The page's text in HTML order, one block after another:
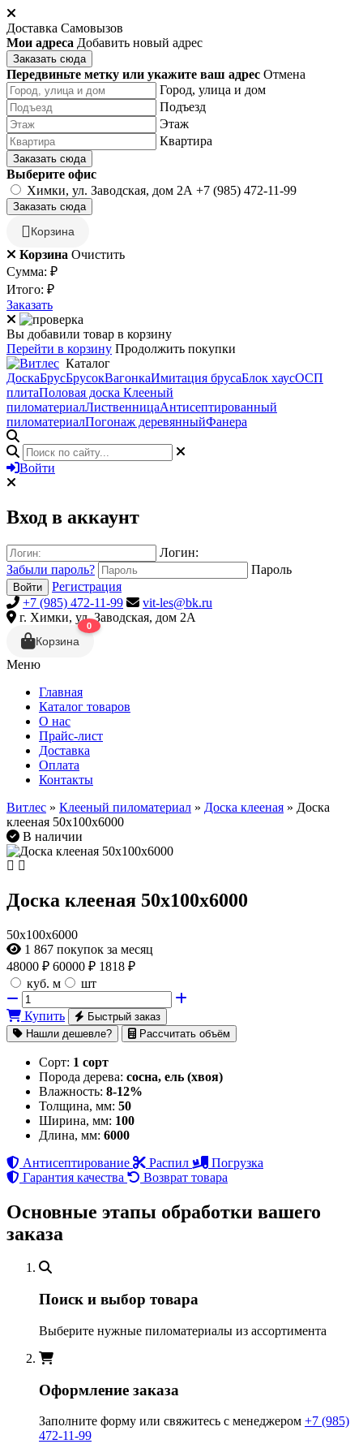
Доставка Самовызов
Мои адреса Добавить новый адрес
Заказать сюда
Передвиньте метку или укажите ваш адрес Отмена
Город, улица и дом
Подъезд
Этаж
Квартира
Заказать сюда
Выберите офис
Химки, ул. Заводская, дом 2А +7 (985) 472-11-99
Заказать сюда
Корзина
Корзина Очистить
Сумма: ₽
Итого: ₽
Заказать
Вы добавили товар в корзину
Перейти в корзину Продолжить покупки
Каталог
ДоскаБрусБрусокВагонкаИмитация брусаБлок хаусОСП
плитаПоловая доска Клееный
пиломатериалЛиственницаАнтисептированный
пиломатериалПогонаж деревянныйФанера
Войти
Вход в аккаунт
Логин:
Забыли пароль?
Пароль
Войти
Регистрация
+7 (985) 472-11-99
vit-les@bk.ru
г. Химки, ул. Заводская, дом 2А
Корзина
0
Меню
Главная
Каталог товаров
О нас
Прайс-лист
Доставка
Оплата
Контакты
Витлес » Клееный пиломатериал » Доска клееная » Доска
клееная 50х100х6000
В наличии
Доска клееная 50х100х6000
50х100х6000
1 867 покупок за месяц
48000 ₽ 60000 ₽ 1818 ₽
куб. м
шт
Купить
Быстрый заказ
Нашли дешевле?
Рассчитать объём
Сорт: 1 сорт
Порода дерева: сосна, ель (хвоя)
Влажность: 8-12%
Толщина, мм: 50
Ширина, мм: 100
Длина, мм: 6000
Антисептирование
Распил
Погрузка
Гарантия качества
Возврат товара
Основные этапы обработки вашего
заказа
Поиск и выбор товара
Выберите нужные пиломатериалы из ассортимента
Оформление заказа
Заполните форму или свяжитесь с менеджером +7 (985)
472-11-99